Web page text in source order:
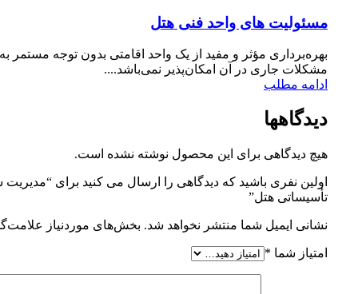
مسئولیت‌ های واحد فنی هتل
بهره‌برداری مؤثر و مفید از یک واحد اقامتی بدون توجه مستمر
مشکلات جاری در آن امکان‌پذیر نمی‌باشد....
ادامه مطلب
دیدگاهها
هیچ دیدگاهی برای این محصول نوشته نشده است.
اولین نفری باشید که دیدگاهی را ارسال می کنید برای
تأسیساتی هتل”
نشانی ایمیل شما منتشر نخواهد شد. بخش‌های موردنیاز
امتیاز شما *